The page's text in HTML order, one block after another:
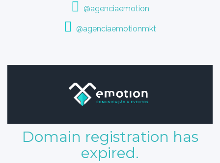
@agenciaemotion
@agenciaemotionmkt
Domain registration has
expired.